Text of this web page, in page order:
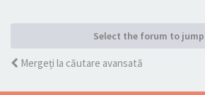
Select the forum to
Mergeți la căutare avansată